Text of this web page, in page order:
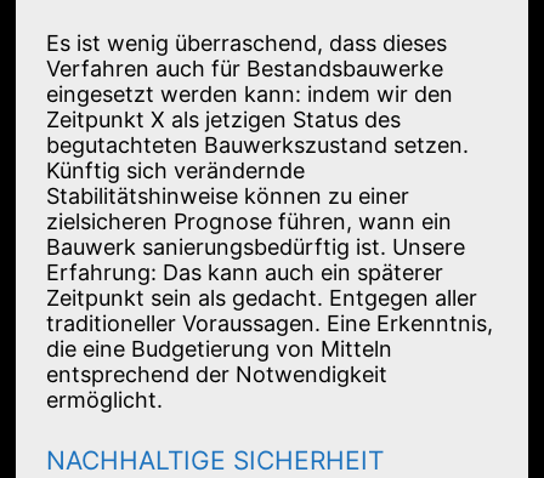
Es ist wenig überraschend, dass dieses
Verfahren auch für Bestandsbauwerke
eingesetzt werden kann: indem wir den
Zeitpunkt X als jetzigen Status des
begutachteten Bauwerkszustand setzen.
Künftig sich verändernde
Stabilitätshinweise können zu einer
zielsicheren Prognose führen, wann ein
Bauwerk sanierungsbedürftig ist. Unsere
Erfahrung: Das kann auch ein späterer
Zeitpunkt sein als gedacht. Entgegen aller
traditioneller Voraussagen. Eine Erkenntnis,
die eine Budgetierung von Mitteln
entsprechend der Notwendigkeit
ermöglicht.
NACHHALTIGE SICHERHEIT